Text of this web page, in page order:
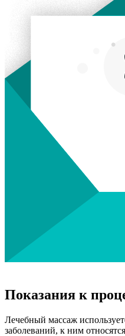
Показания к
Лечебный массаж
заболеваний, к ним